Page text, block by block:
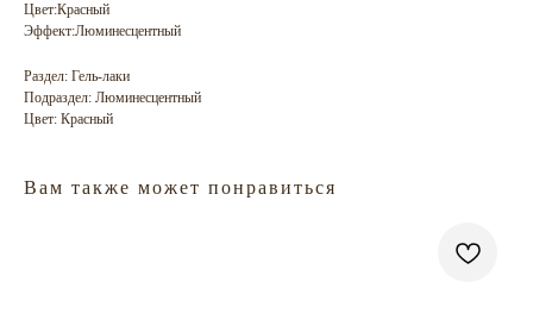
Цвет:Красный
Эффект:Люминесцентный
Раздел: Гель-лаки
Подраздел: Люминесцентный
Цвет: Красный
Вам также может понравиться